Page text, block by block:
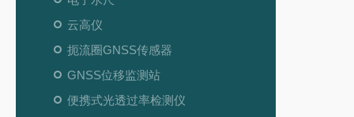
云高仪
扼流圈GNSS传感器
GNSS位移监测站
便携式光透过率检测仪